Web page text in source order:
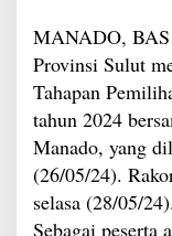
MANADO,
Provinsi Sulut
Tahapan
tahun 2024
Manado, yang
(26/05/24).
selasa (28/05/24).
Sebagai peserta